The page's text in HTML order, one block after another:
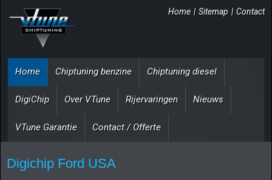
Home | Sitemap | Contact
Home Chiptuning benzine Chiptuning diesel
DigiChip Over VTune Rijervaringen Nieuws
VTune Garantie Contact / Offerte
Digichip Ford USA